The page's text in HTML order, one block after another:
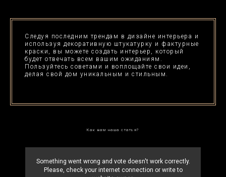
Следуя последним трендам в дизайне интерьера и
используя декоративную штукатурку и фактурные
краски, вы можете создать интерьер, который
будет отвечать всем вашим ожиданиям.
Пользуйтесь советами и воплощайте свои идеи,
делая свой дом уникальным и стильным.
Как вам наша статья?
Something went wrong and vote doesn't work correctly.
Please, check your internet connection or write to
Отправьте заявку и мы свяжемся с вами
так быстро, насколько это возможно!
3D-Панели
Связаться